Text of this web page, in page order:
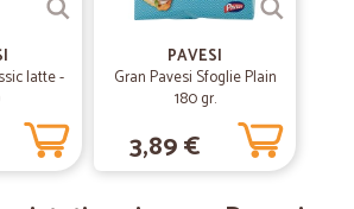
19/01/2019
Valeria G.
di prodotti
di prodotti particolari
latte -
PAVESI
Gran Pavesi Sfoglie Plain
180 gr.
3,89 €